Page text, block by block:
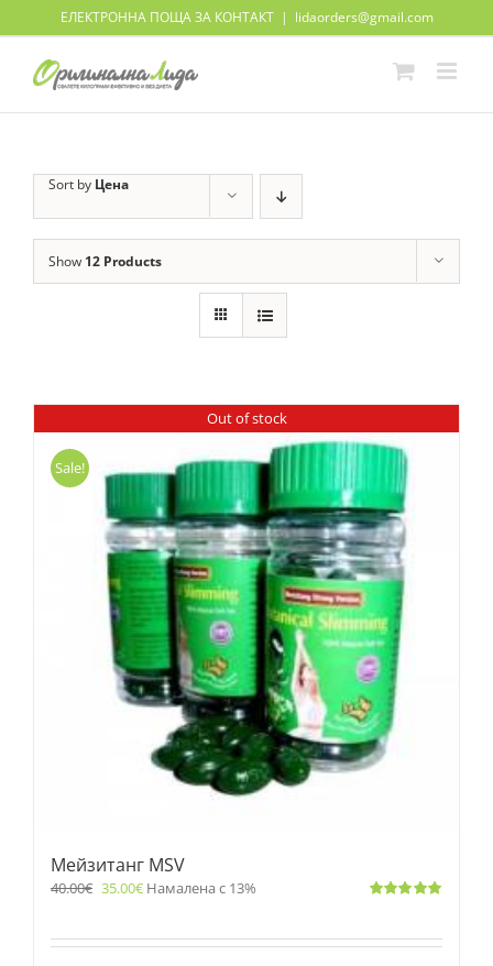
ЕЛЕКТРОННА ПОЩА ЗА КОНТАКТ | lidaorders@gmail.com
Sort by Цена
Show 12 Products
Out of stock
Sale!
Мейзитанг MSV
40.00€ 35.00€ Намалена с 13%